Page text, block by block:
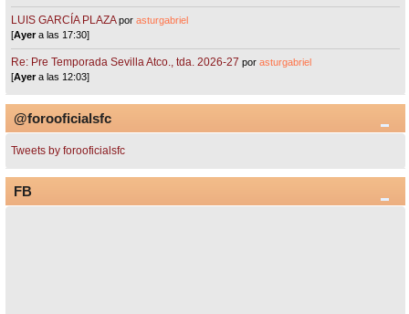
LUIS GARCÍA PLAZA porasturgabriel
[Ayera las 17:30]
Re: Pre Temporada Sevilla Atco., tda. 2026-27 porasturgabriel
[Ayera las 12:03]
@forooficialsfc
Tweets by forooficialsfc
FB